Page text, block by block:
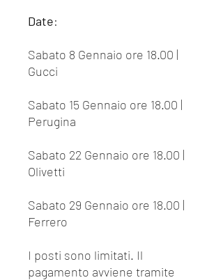
Date:
Sabato 8 Gennaio ore 18.00 |
Gucci
Sabato 15 Gennaio ore 18.00 |
Perugina
Sabato 22 Gennaio ore 18.00 |
Olivetti
Sabato 29 Gennaio ore 18.00 |
Ferrero
I posti sono limitati. Il
pagamento avviene tramite